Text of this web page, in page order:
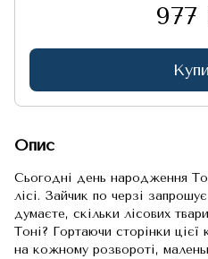
977
Опис
Сьогодні день народження
лісі. Зайчик по черзі
думаєте, скільки лісових
Тоні? Гортаючи сторінки цієї
на кожному розвороті,